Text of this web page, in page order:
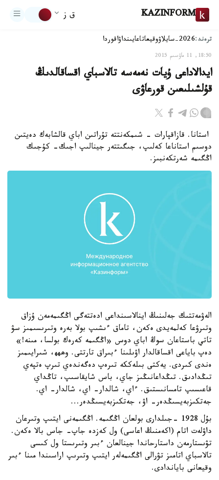
KAZINFORM ق ز
ترەند:2026-سايلاۋ وقيعاتاعايىنداۋاقوردا
18:50, 11 ماۋسىم 2015
ايدالاداعى ۇيات نەمەسە تالاسباي اقساقالدىڭ
قۇلشىلىعىن قورعاۋى
استانا. قازاقپارات - شىمكەنتتە تۇراتىن اباي قالشابەك دەيتىن
دوسىم استاناعا كەلىپ، جىگىتتەر جينالىپ اجىك- كۇجىك
اڭگىمە شەرتكەنبىز.
الەۋمەتتىك جەلىنىڭ اينالاسىنداعى ادەتتەگى اڭگىمەمەن ۇزاق
وتىرۋعا كەلمەيدى ەكەن، تاماق ءىشىپ بولا بەرە وتىرىسىمىز سۋ
تاتي باستاعان سوڭ اباي دوس «اڭگىمە كەرەك بولسا، مىنە!»
دەپ باياعى اقساقالدار اۋىلىنا ءبىراق تارتتى. وھھھ، شىرايىمىز
ەندى كىردى. يەكتى بىلەككە تىرەپ دەگەندەي تىرپ ەتپەي
تىڭدادىق. تىڭداعانىڭىز جاي، باس شايقاسىپ، تاڭداي
قاعىسىپ تامسانىستىق. ءاي، شالدار- اي، شالدار- اي.
جەتكىزبەيسىڭدەر- اۋ، جەتكىزبەيسىڭدەر...
بۇل 1928 -جىلدارى بولعان اڭگىمە. اڭگىمەنى ايتىپ وتىرعان
داۋلەت اتام (اكەمنىڭ اعاسى) ول كەزدە جاپ- جاس بالا ەكەن.
تۋىستارمەن داستارحاندا جينالعان ءبىر وتىرىستا ول كىسى
تالاسباي اتامىز تۋرالى اڭگىمەلەر ايتىپ وتىرىپ اراسىندا مىنا ءبىر
وقيعانى باياندادى.